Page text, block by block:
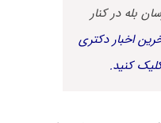
بله در کنار
اخبار دکتری
کنید.